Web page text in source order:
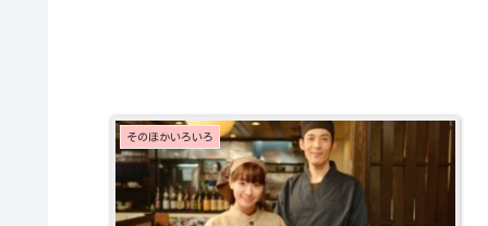
そのほかいろいろ